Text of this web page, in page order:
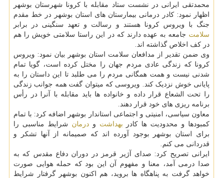
محمدتقی ایرانی در نشست ستاد مقابله با کرونا شهرستان بوشهر
اظهار نمود: کادر درمانی بیمارستان های استان بوشهر در خط مقدم
جنگ با ویروس کرونا هستند و رسالت و تعهد سنگینی در برابر
سلامت جامعه به عهده دارند که در این راستا سلامتی خویش را هم
در کف اخلاص گذاشته اند.
وی ضمن تقدیر از مدافعان سلامت استان بوشهر بیان نمود: ویروس
کرونا که زندگی عادی مردم جهان را مختل کرده است، گویا تمام
شدنی نیست و همت همگانی مردم را می طلبد تا این داستان را به
پایانی خوش نزدیک کند. ویروسی که میتوان گفت همه جوانب زندگی
را تحت الشعاع قرار داده و خانواده ها باید مقابله با آنرا در رأس
برنامه ریزی های خود قرار دهند.
معاون سیاسی، امنیتی و اجتماعی استاندار بوشهر اضافه کرد: با تمام
کمبودها و محدودیت ها کادر بهداشت ودرمان شرایط مناسبی را
برای استان بوشهر بوجود آورده اند که صمیمانه از آنها تشکر و
قدردانی می کنم.
ایرانی تصریح کرد: صدای آژیر قرمز در دوران دفاع مقدس که به
صدا درمی آمد، معنا و مفهوم آن این بود که حمله هوایی صورت
خواهد گرفت به پناهگاه ها بروید، هم اکنون بوشهر گرفتار شرایط